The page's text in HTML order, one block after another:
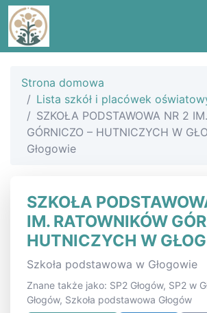
Strona domowa
Lista szkół i placówek
SZKOŁA PODSTAWOWA NR 2
GÓRNICZO – HUTNICZYCH W
Głogowie
SZKOŁA
IM. RATOWNIKÓW
HUTNICZYCH W
Szkoła podstawowa w Głogowie
Znane także jako: SP2 Głogów, SP2 w
Głogów, Szkoła podstawowa Głogów